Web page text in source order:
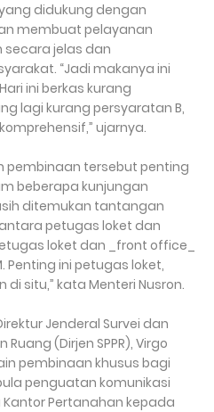
didukung dengan
membuat pelayanan
jelas dan
“Jadi makanya ini
ini berkas kurang
lagi kurang persyaratan B,
ujarnya.
pembinaan tersebut penting
beberapa kunjungan
ditemukan tantangan
petugas loket dan
loket dan _front office_
Penting ini petugas loket,
situ,” kata Menteri Nusron.
Jenderal Survei dan
(Dirjen SPPR), Virgo
pembinaan khusus bagi
penguatan komunikasi
Pertanahan kepada